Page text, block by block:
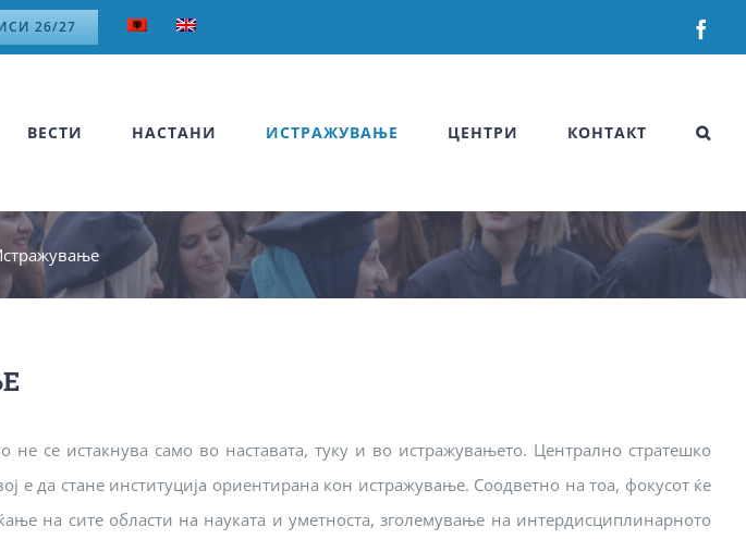
26/27
ВЕСТИ НАСТАНИ ИСТРАЖУВАЊЕ ЦЕНТРИ КОНТАКТ
не се истакнува само во наставата, туку и во истражувањето. Централно стратешко
е да стане институција ориентирана кон истражување. Соодветно на тоа, фокусот ќе
на сите области на науката и уметноста, зголемување на интердисциплинарното